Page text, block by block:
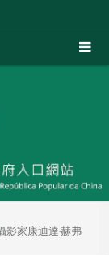
家康迪達‧赫弗